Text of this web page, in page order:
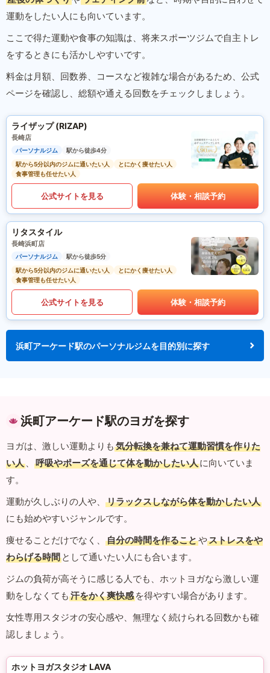
運動をしたい人にも向いています。
ここで得た運動や食事の知識は、将来スポーツジムで自主トレ
をするときにも活かしやすいです。
料金は月額、回数券、コースなど複雑な場合があるため、公式
ページを確認し、総額や通える回数をチェックしましょう。
ライザップ (RIZAP)
長崎店
パーソナルジム
駅から徒歩4分
駅から5分以内のジムに通いたい人
とにかく痩せたい人
食事管理も任せたい人
公式サイトを見る 体験・相談予約
リタスタイル
長崎浜町店
パーソナルジム
駅から徒歩5分
駅から5分以内のジムに通いたい人
とにかく痩せたい人
食事管理も任せたい人
公式サイトを見る 体験・相談予約
浜町アーケード駅のパーソナルジムを目的別に探す
浜町アーケード駅のヨガを探す
ヨガは、激しい運動よりも 気分転換を兼ねて運動習慣を作りた
い人 、 呼吸やポーズを通じて体を動かしたい人に向いていま
す。
運動が久しぶりの人や、
リラックスしながら体を動かしたい人
にも始めやすいジャンルです。
痩せることだけでなく、
自分の時間を作ることやストレスをや
わらげる時間 として通いたい人にも合います。
ジムの負荷が高そうに感じる人でも、ホットヨガなら激しい運
動をしなくても 汗をかく爽快感 を得やすい場合があります。
女性専用スタジオの安心感や、無理なく続けられる回数かも確
認しましょう。
ホットヨガスタジオ LAVA